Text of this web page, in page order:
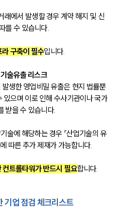
래에서 발생할 경우 계약 해지 및 신
를 수 있습니다.
구축이 필수입니다.
술유출 리스크
생한 영업비밀 유출은 현지 법률뿐
있으며 이로 인해 수사기관이나 국가
받을 수 있습니다.
술에 해당하는 경우 「산업기술의 유
따른 추가 제재가 가능합니다.
트롤타워가 반드시 필요합니다.
기업 점검 체크리스트